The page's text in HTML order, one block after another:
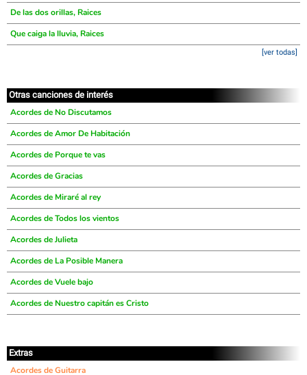
De las dos orillas, Raices
Que caiga la lluvia, Raices
[ver todas]
Otras canciones de interés
Acordes de No Discutamos
Acordes de Amor De Habitación
Acordes de Porque te vas
Acordes de Gracias
Acordes de Miraré al rey
Acordes de Todos los vientos
Acordes de Julieta
Acordes de La Posible Manera
Acordes de Vuele bajo
Acordes de Nuestro capitán es Cristo
Extras
Acordes de Guitarra